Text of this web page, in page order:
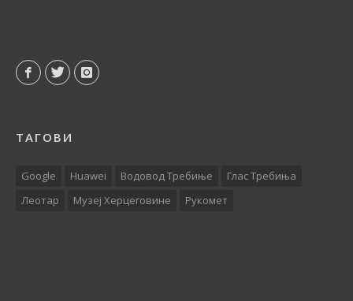
ТАГОВИ
Google Huawei Водовод Требиње
Глас Требиња
Леотар
Музеј Херцеговине Рукомет